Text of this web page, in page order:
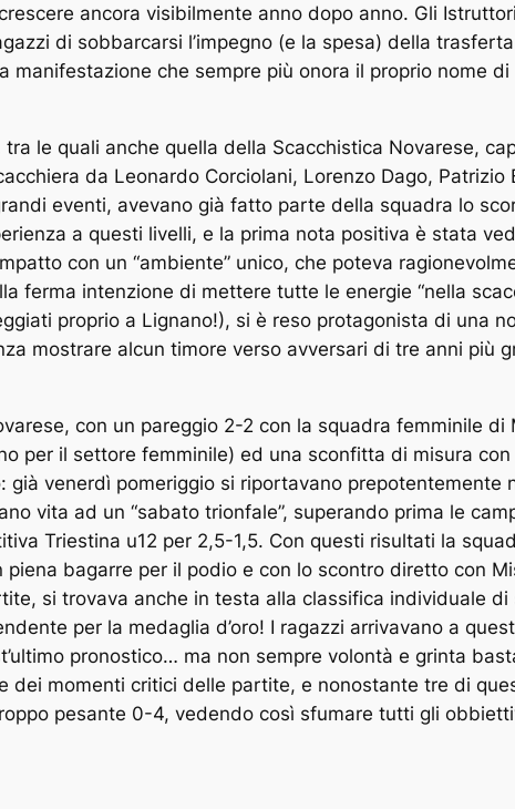
ancora visibilmente anno dopo anno. Gli
di sobbarcarsi l’impegno (e la spesa) della
che sempre più onora il proprio nome di
le quali anche quella della Scacchistica Novarese,
da Leonardo Corciolani, Lorenzo Dago,
eventi, avevano già fatto parte della squadra lo
a questi livelli, e la prima nota positiva è stata
con un “ambiente” unico, che poteva
ferma intenzione di mettere tutte le energie “nella
proprio a Lignano!), si è reso protagonista di una
mostrare alcun timore verso avversari di tre anni più
con un pareggio 2-2 con la squadra femminile di
per il settore femminile) ed una sconfitta di misura con
venerdì pomeriggio si riportavano prepotentemente
vita ad un “sabato trionfale”, superando prima le
Triestina u12 per 2,5-1,5. Con questi risultati la
bagarre per il podio e con lo scontro diretto con
si trovava anche in testa alla classifica individuale di
per la medaglia d’oro! I ragazzi arrivavano a
pronostico… ma non sempre volontà e grinta
momenti critici delle partite, e nonostante tre di
pesante 0-4, vedendo così sfumare tutti gli